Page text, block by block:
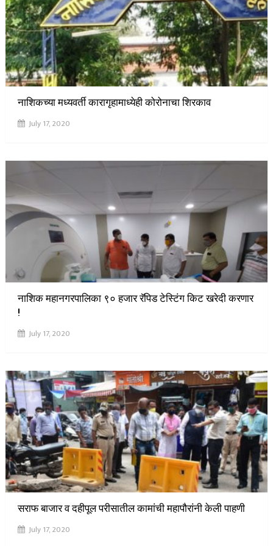
नाशिकच्या मध्यवर्ती कारागृहामाध्येही कोरोनाचा शिरकाव
July 17, 2020
नाशिक महानगरपालिका ९० हजार रॅपिड टेस्टिंग किट खरेदी करणार
!
July 17, 2020
सराफ बाजार व दहीपूल परीसातील कामांची महापौरांनी केली पाहणी
July 17, 2020